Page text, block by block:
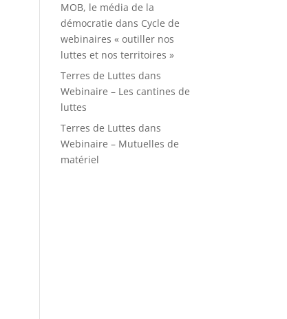
MOB, le média de la
démocratie dans Cycle de
webinaires « outiller nos
luttes et nos territoires »
Terres de Luttes dans
Webinaire – Les cantines de
luttes
Terres de Luttes dans
Webinaire – Mutuelles de
matériel